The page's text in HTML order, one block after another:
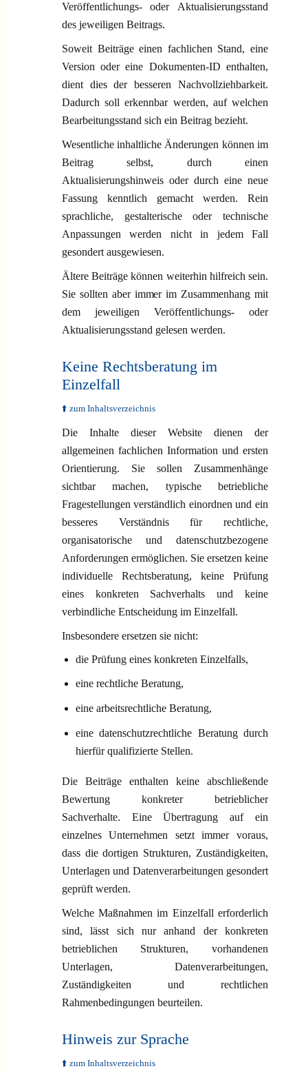
Veröffentlichungs- oder Aktualisierungsstand
des jeweiligen Beitrags.
Soweit Beiträge einen fachlichen Stand, eine
Version oder eine Dokumenten-ID enthalten,
dient dies der besseren Nachvollziehbarkeit.
Dadurch soll erkennbar werden, auf welchen
Bearbeitungsstand sich ein Beitrag bezieht.
Wesentliche inhaltliche Änderungen können im
Beitrag selbst, durch einen
Aktualisierungshinweis oder durch eine neue
Fassung kenntlich gemacht werden. Rein
sprachliche, gestalterische oder technische
Anpassungen werden nicht in jedem Fall
gesondert ausgewiesen.
Ältere Beiträge können weiterhin hilfreich sein.
Sie sollten aber immer im Zusammenhang mit
dem jeweiligen Veröffentlichungs- oder
Aktualisierungsstand gelesen werden.
Keine Rechtsberatung im
Einzelfall
⬆️ zum Inhaltsverzeichnis
Die Inhalte dieser Website dienen der
allgemeinen fachlichen Information und ersten
Orientierung. Sie sollen Zusammenhänge
sichtbar machen, typische betriebliche
Fragestellungen verständlich einordnen und ein
besseres Verständnis für rechtliche,
organisatorische und datenschutzbezogene
Anforderungen ermöglichen. Sie ersetzen keine
individuelle Rechtsberatung, keine Prüfung
eines konkreten Sachverhalts und keine
verbindliche Entscheidung im Einzelfall.
Insbesondere ersetzen sie nicht:
die Prüfung eines konkreten Einzelfalls,
eine rechtliche Beratung,
eine arbeitsrechtliche Beratung,
eine datenschutzrechtliche Beratung durch
hierfür qualifizierte Stellen.
Die Beiträge enthalten keine abschließende
Bewertung konkreter betrieblicher
Sachverhalte. Eine Übertragung auf ein
einzelnes Unternehmen setzt immer voraus,
dass die dortigen Strukturen, Zuständigkeiten,
Unterlagen und Datenverarbeitungen gesondert
geprüft werden.
Welche Maßnahmen im Einzelfall erforderlich
sind, lässt sich nur anhand der konkreten
betrieblichen Strukturen, vorhandenen
Unterlagen, Datenverarbeitungen,
Zuständigkeiten und rechtlichen
Rahmenbedingungen beurteilen.
Hinweis zur Sprache
⬆️ zum Inhaltsverzeichnis